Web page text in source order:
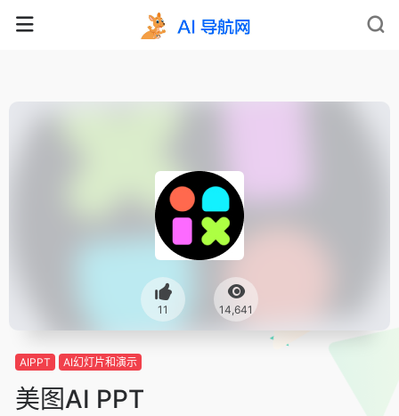
11 14,641
AIPPT AI幻灯片和演示
美图AI PPT